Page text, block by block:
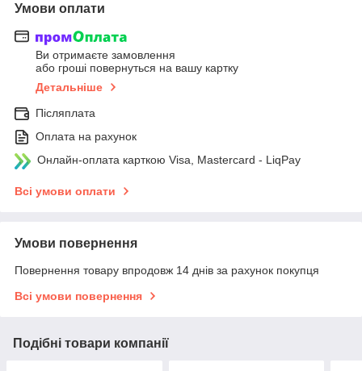
Умови оплати
Ви отримаєте замовлення
або гроші повернуться на вашу картку
Детальніше
Післяплата
Оплата на рахунок
Онлайн-оплата карткою Visa, Mastercard - LiqPay
Всі умови оплати
Умови повернення
Повернення товару впродовж 14 днів за рахунок покупця
Всі умови повернення
Подібні товари компанії